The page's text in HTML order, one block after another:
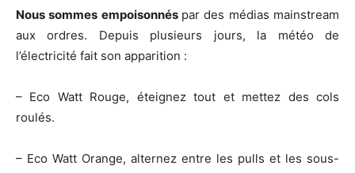
Nous sommes empoisonnés par des médias mainstream
aux ordres. Depuis plusieurs jours, la météo de
l’électricité fait son apparition :
– Eco Watt Rouge, éteignez tout et mettez des cols
roulés.
– Eco Watt Orange, alternez entre les pulls et les sous-